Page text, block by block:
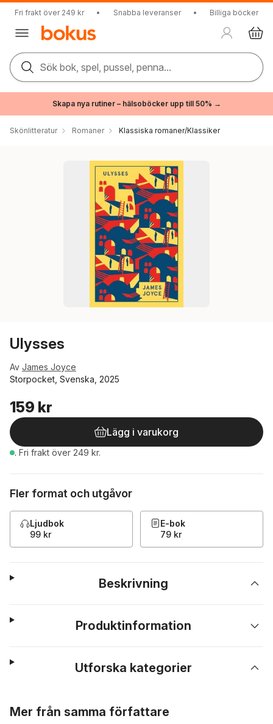
Fri frakt över 249 kr • Snabba leveranser • Billiga böcker
Sök bok, spel, pussel, penna...
Skapa nya rutiner – hälsoböcker upp till 50% →
Skönlitteratur Romaner Klassiska romaner/Klassiker
Ulysses
Av James Joyce
Storpocket, Svenska, 2025
159 kr
Lägg i varukorg
. Fri frakt över 249 kr.
Fler format och utgåvor
Ljudbok
99 kr
E-bok
79 kr
Beskrivning
Produktinformation
Utforska kategorier
Mer från samma författare